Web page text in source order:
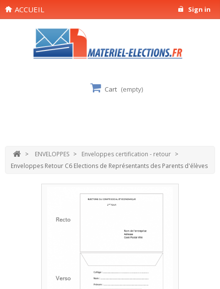
Sign in
ACCUEIL
Cart (empty)
> ENVELOPPES > Enveloppes certification - retour >
Enveloppes Retour C6 Elections de Représentants des Parents d'élèves